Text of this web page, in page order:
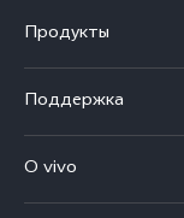
Продукты
V40
V30 5G
Поддержка
Сервисные центры
O vivo